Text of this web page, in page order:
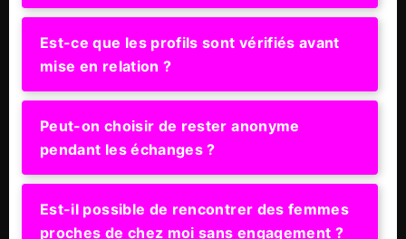
Est-ce que les profils sont vérifiés avant
mise en relation ?
Peut-on choisir de rester anonyme
pendant les échanges ?
Est-il possible de rencontrer des femmes
proches de chez moi sans engagement ?